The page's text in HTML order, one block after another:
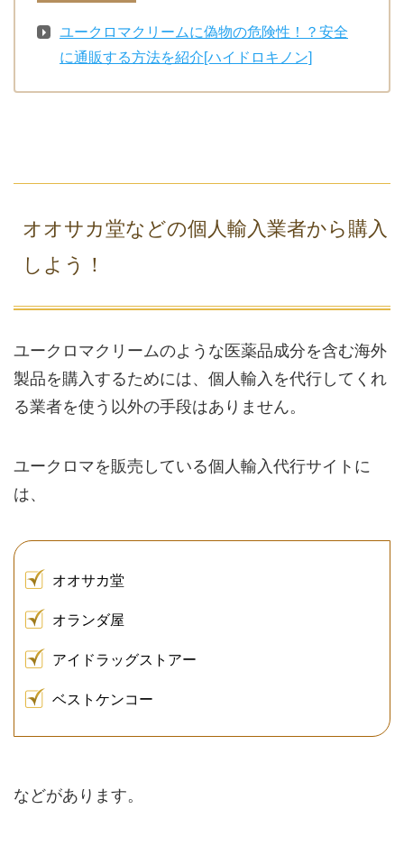
ユークロマクリームに偽物の危険性！？安全
に通販する方法を紹介[ハイドロキノン]
オオサカ堂などの個人輸入業者から購入
しよう！
ユークロマクリームのような医薬品成分を含む海外
製品を購入するためには、個人輸入を代行してくれ
る業者を使う以外の手段はありません。
ユークロマを販売している個人輸入代行サイトに
は、
オオサカ堂
オランダ屋
アイドラッグストアー
ベストケンコー
などがあります。